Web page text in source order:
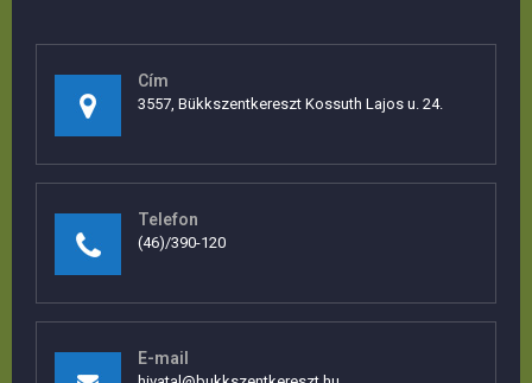
Cím
3557, Bükkszentkereszt Kossuth Lajos u. 24.
Telefon
(46)/390-120
E-mail